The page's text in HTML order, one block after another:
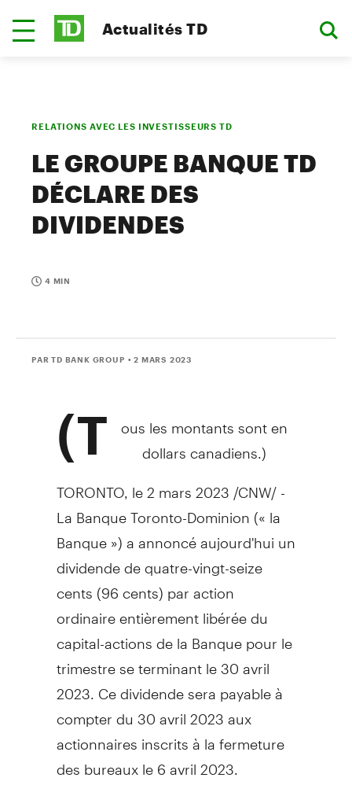
Actualités TD
RELATIONS AVEC LES INVESTISSEURS TD
LE GROUPE BANQUE TD
DÉCLARE DES
DIVIDENDES
4 MIN
PAR TD BANK GROUP • 2 MARS 2023
(T ous les montants sont en
dollars canadiens.)
TORONTO, le 2 mars 2023 /CNW/ -
La Banque Toronto-Dominion (« la
Banque ») a annoncé aujourd'hui un
dividende de quatre-vingt-seize
cents (96 cents) par action
ordinaire entièrement libérée du
capital-actions de la Banque pour le
trimestre se terminant le 30 avril
2023. Ce dividende sera payable à
compter du 30 avril 2023 aux
actionnaires inscrits à la fermeture
des bureaux le 6 avril 2023.